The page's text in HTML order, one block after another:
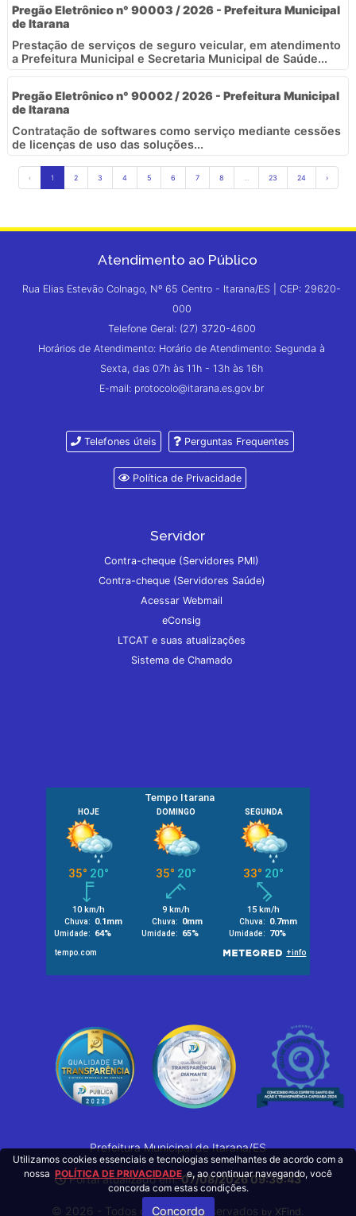
Pregão Eletrônico n° 90003 / 2026 - Prefeitura Municipal
de Itarana
Prestação de serviços de seguro veicular, em atendimento
a Prefeitura Municipal e Secretaria Municipal de Saúde...
Pregão Eletrônico n° 90002 / 2026 - Prefeitura Municipal
de Itarana
Contratação de softwares como serviço mediante cessões
de licenças de uso das soluções...
‹ 1 2 3 4 5 6 7 8 23 24 ›
Atendimento ao Público
Rua Elias Estevão Colnago, Nº 65 Centro - Itarana/ES | CEP: 29620-
000
Telefone Geral: (27) 3720-4600
Horários de Atendimento: Horário de Atendimento: Segunda à
Sexta, das 07h às 11h - 13h às 16h
E-mail: protocolo@itarana.es.gov.br
Telefones úteis Perguntas Frequentes
Política de Privacidade
Servidor
Contra-cheque (Servidores PMI)
Contra-cheque (Servidores Saúde)
Acessar Webmail
eConsig
LTCAT e suas atualizações
Sistema de Chamado
Prefeitura Municipal de Itarana/ES
Portal atualizado em:07/08/2026 09:30:43
© 2026 - Todos os Direitos Reservados by XFind
Utilizamos cookies essenciais e tecnologias semelhantes de acordo com a
nossa POLÍTICA DE PRIVACIDADEe, ao continuar navegando, você
concorda com estas condições.
Concordo